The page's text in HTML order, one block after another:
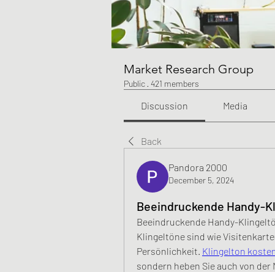
Market Research Group
Public · 421 members
Discussion Media
Back
Pandora 2000
December 5, 2024
Beeindruckende Handy-
Beeindruckende Handy-
Klingeltöne sind wie
Persönlichkeit. Klingelton
sondern heben Sie auch von der